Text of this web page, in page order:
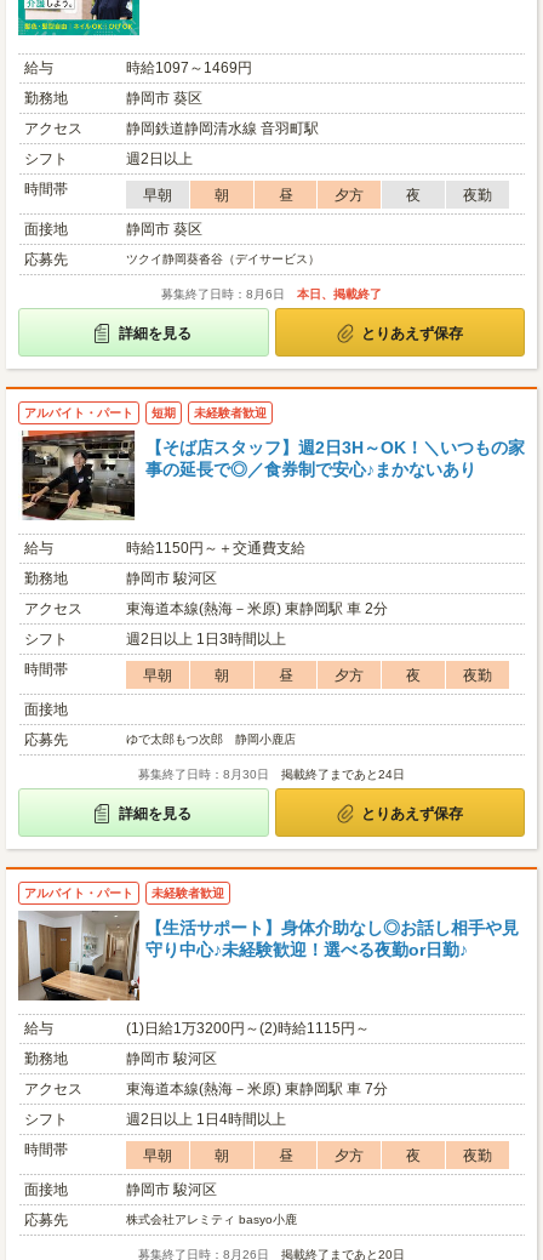
給与
時給1097～1469円
勤務地
静岡市 葵区
アクセス
静岡鉄道静岡清水線 音羽町駅
シフト
週2日以上
時間帯
早朝 朝 昼 夕方 夜
夜勤
面接地
静岡市 葵区
応募先
ツクイ静岡葵沓谷（デイサービス）
募集終了日時：8月6日 本日、掲載終了
詳細を見る とりあえず保存
アルバイト・パート 短期 未経験者歓迎
【そば店スタッフ】週2日3H～OK！＼いつもの家
事の延長で◎／食券制で安心♪まかないあり
給与
時給1150円～＋交通費支給
勤務地
静岡市 駿河区
アクセス
東海道本線(熱海－米原) 東静岡駅 車 2分
シフト
週2日以上 1日3時間以上
時間帯
早朝 朝 昼 夕方 夜
夜勤
面接地
応募先
ゆで太郎もつ次郎 静岡小鹿店
募集終了日時：8月30日 掲載終了まであと24日
詳細を見る とりあえず保存
アルバイト・パート 未経験者歓迎
【生活サポート】身体介助なし◎お話し相手や見
守り中心♪未経験歓迎！選べる夜勤or日勤♪
給与
(1)日給1万3200円～(2)時給1115円～
勤務地
静岡市 駿河区
アクセス
東海道本線(熱海－米原) 東静岡駅 車 7分
シフト
週2日以上 1日4時間以上
時間帯
早朝 朝 昼 夕方 夜
夜勤
面接地
静岡市 駿河区
応募先
株式会社アレミティ basyo小鹿
募集終了日時：8月26日 掲載終了まであと20日